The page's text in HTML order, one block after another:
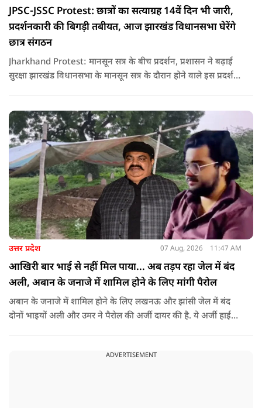
JPSC-JSSC Protest: छात्रों का सत्याग्रह 14वें दिन भी जारी,
प्रदर्शनकारी की बिगड़ी तबीयत, आज झारखंड विधानसभा घेरेंगे
छात्र संगठन
Jharkhand Protest: मानसून सत्र के बीच प्रदर्शन, प्रशासन ने बढ़ाई
सुरक्षा झारखंड विधानसभा के मानसून सत्र के दौरान होने वाले इस प्रदर्शन
जनाधिकार महासभा के आह्वान पर आयोजित किया जा रहा है.
उत्तर प्रदेश 07 Aug, 2026 11:47 AM
आखिरी बार भाई से नहीं मिल पाया... अब तड़प रहा जेल में बंद
अली, अबान के जनाजे में शामिल होने के लिए मांगी पैरोल
अबान के जनाजे में शामिल होने के लिए लखनऊ और झांसी जेल में बंद
दोनों भाइयों अली और उमर ने पैरोल की अर्जी दायर की है. ये अर्जी हाई
ADVERTISEMENT